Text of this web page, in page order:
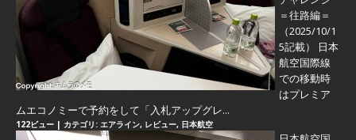
＝往路編＝
（2025/10/1
5記載） 日本
航空国際線
での移動時
はプレミア
ムエコノミーで予約をして「入札アップグレ...
122ビュー | カテゴリ: エアライン, レビュー, 日本航空